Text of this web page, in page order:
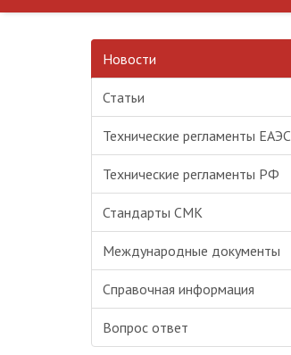
Новости
Статьи
Технические регламенты ЕАЭС
Технические регламенты РФ
Стандарты СМК
Международные документы
Справочная информация
Вопрос ответ